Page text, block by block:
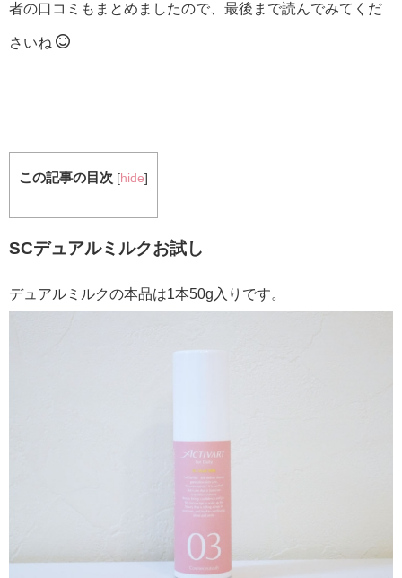
者の口コミもまとめましたので、最後まで読んでみてくだ
さいね
この記事の目次 [hide]
SCデュアルミルクお試し
デュアルミルクの本品は1本50g入りです。